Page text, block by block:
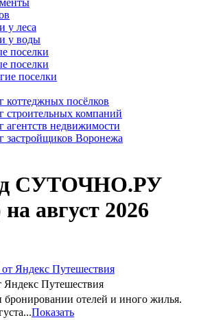
у леса
у воды
поселки
поселки
поселки
коттеджных посёлков
строительных компаний
агентств недвижимости
застройщиков Воронежа
СУТОЧНО.РУ
август 2026
Яндекс Путешествия
отелей и иного жилья.
Показать